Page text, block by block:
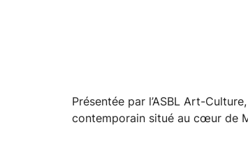
Présentée par l’ASBL Art-
contemporain situé au cœur de